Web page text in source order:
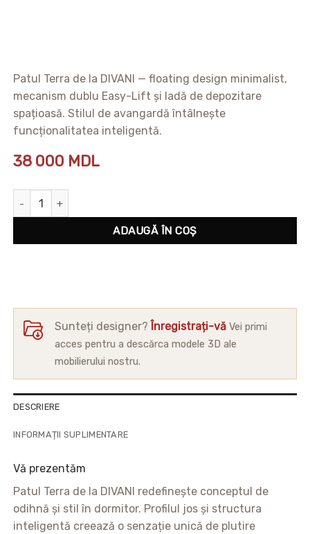
Patul Terra de la DIVANI — floating design minimalist,
mecanism dublu Easy-Lift și ladă de depozitare
spațioasă. Stilul de avangardă întâlnește
funcționalitatea inteligentă.
38 000 MDL
Cantitate Pat Terra
ADAUGĂ ÎN COȘ
Sunteți designer?Înregistrați-vă Vei primi
acces pentru a descărca modele 3D ale
mobilierului nostru.
DESCRIERE
INFORMAȚII SUPLIMENTARE
Vă prezentăm
Patul Terra de la DIVANI redefinește conceptul de
odihnă și stil în dormitor. Profilul jos și structura
inteligentă creează o senzație unică de plutire